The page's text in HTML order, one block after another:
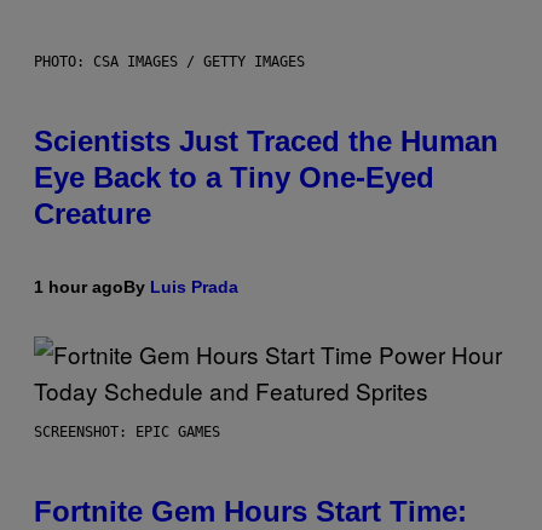
PHOTO: CSA IMAGES / GETTY IMAGES
Scientists Just Traced the Human
Eye Back to a Tiny One-Eyed
Creature
1 hour agoBy Luis Prada
SCREENSHOT: EPIC GAMES
Fortnite Gem Hours Start Time: